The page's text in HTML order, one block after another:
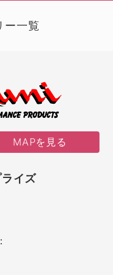
ー一覧
MAPを見る
イズ